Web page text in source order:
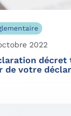
2022
décret
de votre